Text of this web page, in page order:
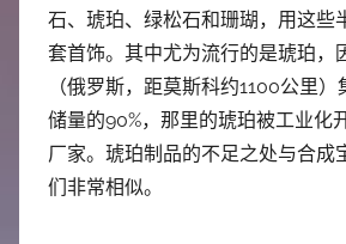
石、琥珀、绿松石和珊瑚，用这些
套首饰。其中尤为流行的是琥珀，
（俄罗斯，距莫斯科约1100公里
储量的90%，那里的琥珀被工业化
厂家。琥珀制品的不足之处与合成
们非常相似。